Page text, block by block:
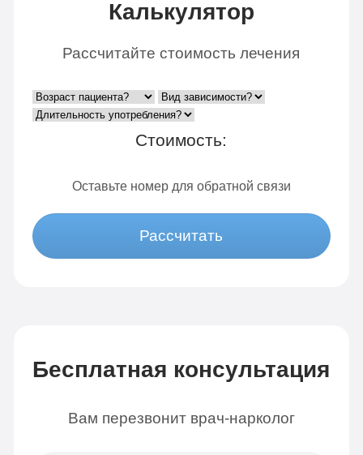
Калькулятор
Рассчитайте стоимость лечения
Стоимость:
Оставьте номер для обратной связи
Рассчитать
Бесплатная консультация
Вам перезвонит врач-нарколог